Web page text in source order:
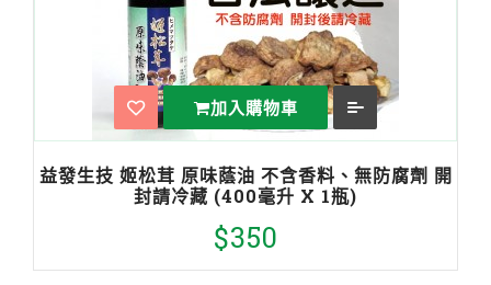
加入購物車
益發生技 姬松茸 原味蔭油 不含香料、無防腐劑 開
封請冷藏 (400毫升 X 1瓶)
$350